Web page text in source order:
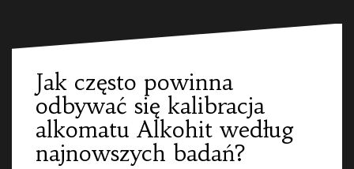
Jak często powinna
odbywać się kalibracja
alkomatu Alkohit według
najnowszych badań?